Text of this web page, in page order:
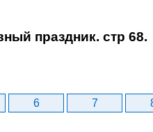
праздник. стр 68.
6 7